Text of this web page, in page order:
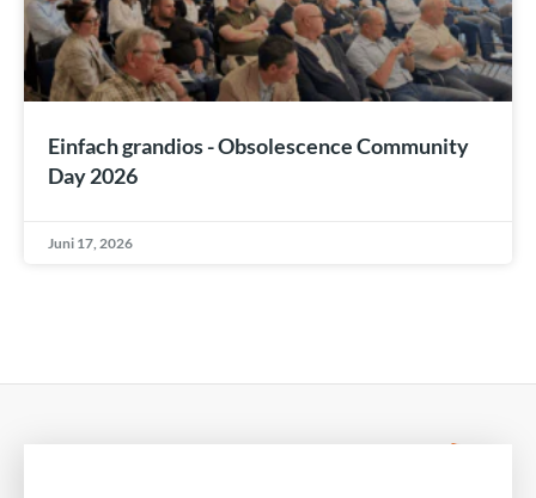
Einfach grandios - Obsolescence Community
Day 2026
Juni 17, 2026